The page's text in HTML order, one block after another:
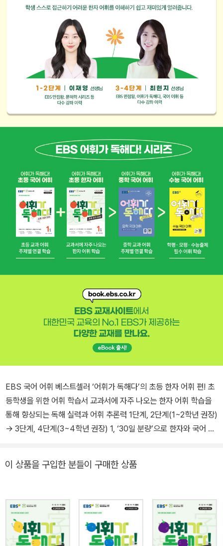
EBS 국어 어휘 베스트셀러 ‘어휘가 독해다’의 초등 한자 어휘 편! 초
등학생을 위한 어휘 학습서 교과서에 자주 나오는 한자 어휘 학습을
통해 향상되는 독해 실력과 어휘 추론력 1단계, 2단계(1~2학년 권장)
→ 3단계, 4단계(3~4학년 권장) 1, ‘30일 분량’으로 한자와 국어 기
다양한 어휘를 익힐 수 있습니다. 2. 다양하고 재미있는 구성을 통해
해 배운 어휘를 효과적으로 활용할 수 있습니다. - 배운 어휘를 제대
로 이해했는지 여러 문항과 독해 문제를 풀며 확인할 수 있습니다. -
5일차마다 익힌 어휘를 다시 복습할 수 있습니다. - ‘어휘 놀이터’코
너를 통해 재미있게 학습을 마무리할 수 있습니다. 3. 어려운 학습은
이 상품을 구입한 분들이 구매한 상품